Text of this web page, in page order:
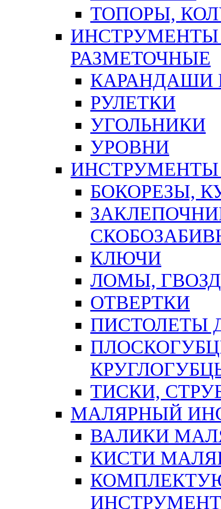
ТОПОРЫ,
ИНСТРУМЕНТЫ
РАЗМЕТОЧНЫЕ
КАРАНДАШИ
РУЛЕТКИ
УГОЛЬНИКИ
УРОВНИ
БОКОРЕЗЫ,
КЛЮЧИ
ЛОМЫ,
ОТВЕРТКИ
ПИСТОЛЕТЫ
ТИСКИ,
МАЛЯРНЫЙ
ВАЛИКИ
КИСТИ